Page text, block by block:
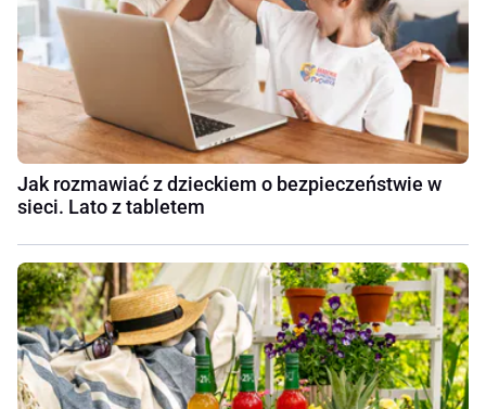
Jak rozmawiać z dzieckiem o bezpieczeństwie w
sieci. Lato z tabletem